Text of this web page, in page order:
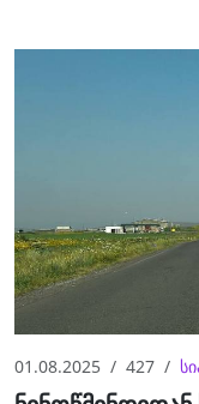
01.08.2025 427